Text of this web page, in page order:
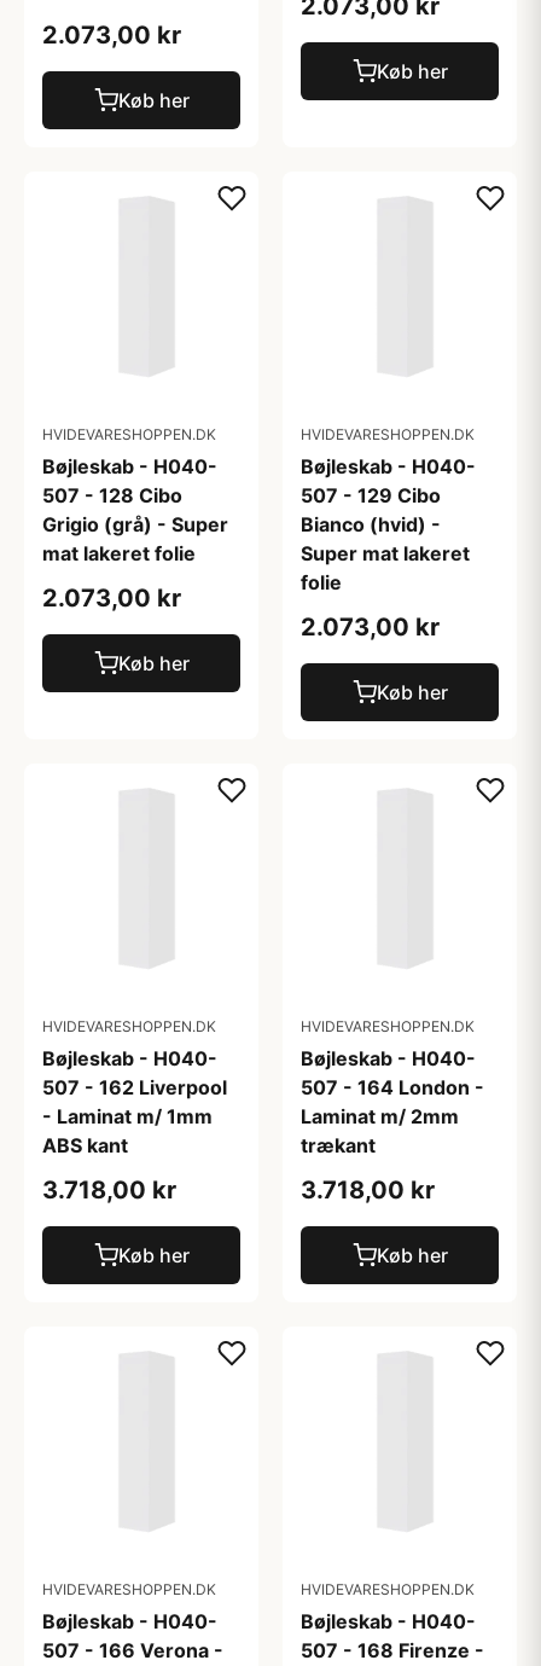
2.073,00 kr
Køb her
2.073,00 kr
Køb her
HVIDEVARESHOPPEN.DK
Bøjleskab - H040-
507 - 128 Cibo
Grigio (grå) - Super
mat lakeret folie
2.073,00 kr
Køb her
HVIDEVARESHOPPEN.DK
Bøjleskab - H040-
507 - 129 Cibo
Bianco (hvid) -
Super mat lakeret
folie
2.073,00 kr
Køb her
HVIDEVARESHOPPEN.DK
Bøjleskab - H040-
507 - 162 Liverpool
- Laminat m/ 1mm
ABS kant
3.718,00 kr
Køb her
HVIDEVARESHOPPEN.DK
Bøjleskab - H040-
507 - 164 London -
Laminat m/ 2mm
trækant
3.718,00 kr
Køb her
HVIDEVARESHOPPEN.DK
Bøjleskab - H040-
507 - 166 Verona -
HVIDEVARESHOPPEN.DK
Bøjleskab - H040-
507 - 168 Firenze -